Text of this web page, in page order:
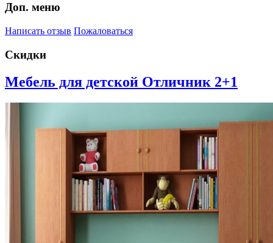
Доп. меню
Написать отзыв Пожаловаться
Скидки
Мебель для детской Отличник 2+1